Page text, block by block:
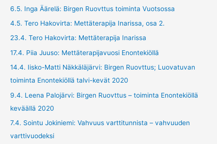
6.5. Inga Äärelä: Birgen Ruovttus toiminta Vuotsossa
4.5. Tero Hakovirta: Mettäterapija Inarissa, osa 2.
23.4. Tero Hakovirta: Mettäterapija Inarissa
17.4. Piia Juuso: Mettäterapijavuosi Enontekiöllä
14.4. Iisko-Matti Näkkäläjärvi: Birgen Ruovttus; Luovatuvan
toiminta Enontekiöllä talvi-kevät 2020
9.4. Leena Palojärvi: Birgen Ruovttus – toiminta Enontekiöllä
keväällä 2020
7.4. Sointu Jokiniemi: Vahvuus varttitunnista – vahvuuden
varttivuodeksi